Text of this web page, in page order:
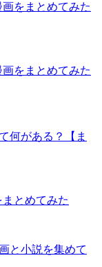
をまとめてみた
をまとめてみた
何がある？【ま
とめてみた
と小説を集めて